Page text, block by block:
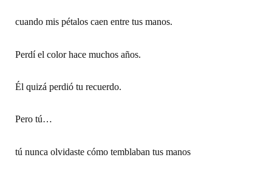
cuando mis pétalos caen entre tus manos.
Perdí el color hace muchos años.
Él quizá perdió tu recuerdo.
Pero tú…
tú nunca olvidaste cómo temblaban tus manos